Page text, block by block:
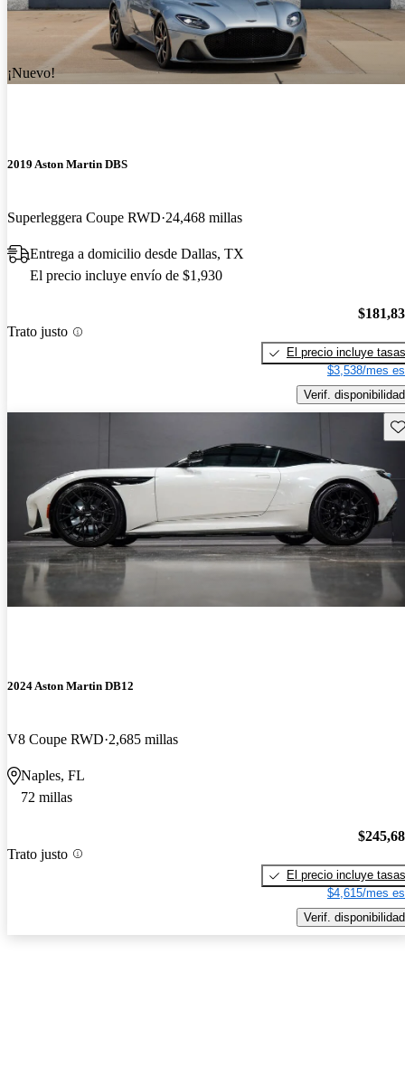
¡Nuevo!
2019 Aston Martin DBS
Superleggera Coupe RWD 24,468 millas
Entrega a domicilio desde Dallas, TX
El precio incluye envío de $1,930
Trato justo
El precio incluye tasas
$3,538/mes
Verif. disponibilidad
2024 Aston Martin DB12
V8 Coupe RWD 2,685 millas
Naples, FL
72 millas
Trato justo
El precio incluye tasas
$4,615/mes
Verif. disponibilidad